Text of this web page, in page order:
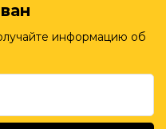
информацию об